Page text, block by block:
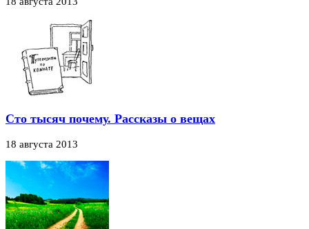
Сто тысяч почему. Рассказы о вещах
18 августа 2013